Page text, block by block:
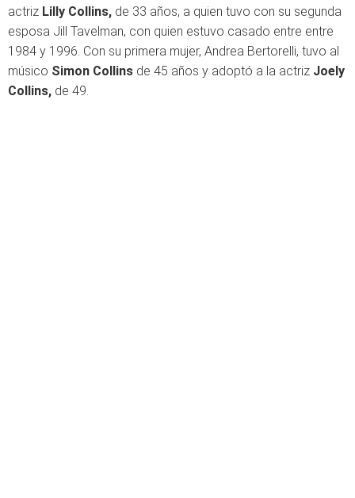
actriz Lilly Collins, de 33 años, a quien tuvo con su segunda
esposa Jill Tavelman, con quien estuvo casado entre entre
1984 y 1996. Con su primera mujer, Andrea Bertorelli, tuvo al
músico Simon Collins de 45 años y adoptó a la actriz Joely
Collins, de 49.